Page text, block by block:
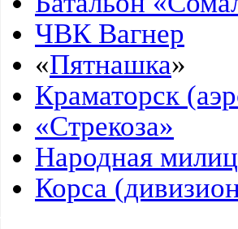
ЧВК Вагнер
«Пятнашка»
Краматорск
«Стрекоза»
Народная
Корса